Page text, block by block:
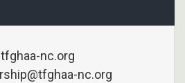
nc.org
nc.org